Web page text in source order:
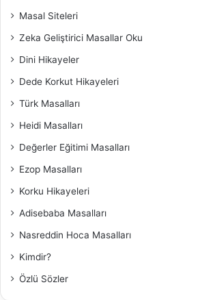
Masal Siteleri
Zeka Geliştirici Masallar Oku
Dini Hikayeler
Dede Korkut Hikayeleri
Türk Masalları
Heidi Masalları
Değerler Eğitimi Masalları
Ezop Masalları
Korku Hikayeleri
Adisebaba Masalları
Nasreddin Hoca Masalları
Kimdir?
Özlü Sözler